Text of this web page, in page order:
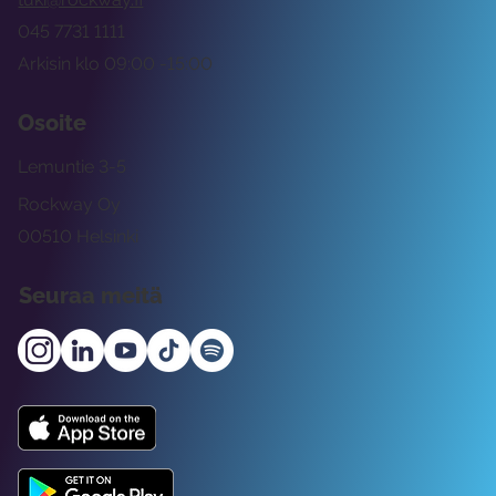
Arkisin klo 09:00 -15:00
045 7731 1111
Osoite
Rockway Oy
Lemuntie 3-5
00510 Helsinki
Seuraa meitä